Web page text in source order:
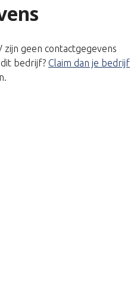
zijn geen contactgegevens
bedrijf? Claim dan je bedrijf